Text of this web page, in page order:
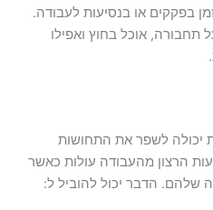
בפקקים או בנסיעות לעבודה.
תחבורה, אוכל בחוץ ואפילו
יכולה לשפר את התחושות
הרצון מהעבודה עולות כאשר
שלהם. הדבר יכול להוביל ל: